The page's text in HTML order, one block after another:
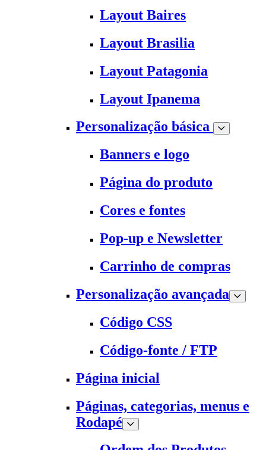
Layout Baires
Layout Brasilia
Layout Patagonia
Layout Ipanema
Personalização básica
Banners e logo
Página do produto
Cores e fontes
Pop-up e Newsletter
Carrinho de compras
Personalização avançada
Código CSS
Código-fonte / FTP
Página inicial
Páginas, categorias, menus e
Rodapé